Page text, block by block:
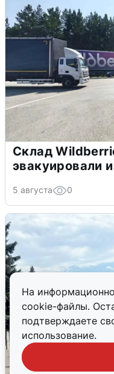
На
cookie-файлы.
подтверждаете
использование.
Склад
эвакуировали
5 августа 0